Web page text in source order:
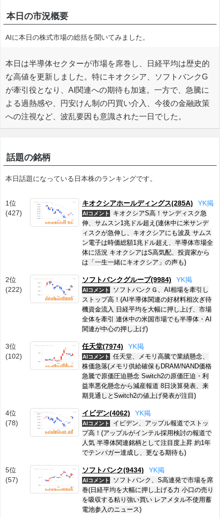
本日の市況概要
AIに本日の株式市場の総括を聞いてみました。
本日は半導体セクターが市場を席巻し、日経平均は歴史的
な高値を更新しました。特にキオクシア、ソフトバンクG
が牽引役となり、AI関連への期待も加速。一方で、急騰に
よる過熱感や、円安けん制の円買い介入、今後の金融政策
への注視など、波乱要因も意識された一日でした。
話題の銘柄
本日話題になっている日本株のランキングです。
1位
(427)
キオクシアホールディングス(285A) YK掲
AIコメント
キオクシアS高！サンディスク急
伸、サムスン1兆ドル超え(連休中に米サンデ
ィスクが急伸し、キオクシアにも波及 サムス
ン電子は時価総額1兆ドル超え、半導体市場全
体に活況 キオクシアはS高気配、投資家から
は「一生一緒にキオクシア」の声も)
2位
(222)
ソフトバンクグループ(9984) YK掲
AIコメント
ソフトバンクＧ、AI相場を牽引し
ストップ高！(AI半導体関連の好材料相次ぎ待
機資金流入 日経平均を大幅に押し上げ、市場
全体を牽引 連休中の米国市場でも半導体・AI
関連が中心の押し上げ)
3位
(102)
任天堂(7974) YK掲
AIコメント
任天堂、メモリ高騰で業績懸念、
株価急落(メモリ供給確保もDRAM/NAND価格
急騰で原価圧迫懸念 Switch2の原価圧迫・利
益率悪化懸念から減産報道 8日決算発表、来
期見通しとSwitch2の値上げ発表が注目)
4位
(78)
イビデン(4062) YK掲
AIコメント
イビデン、アップル報道でストッ
プ高！(アップルがインテル採用検討の報道で
人気 半導体関連銘柄として注目度上昇 約1年
でテンバガー達成し、更なる期待も)
5位
(57)
ソフトバンク(9434) YK掲
AIコメント
ソフトバンク、S高連発で市場を席
巻(日経平均を大幅に押し上げる力 小口の売り
を吸収する粘り強い買い レアメタル不使用蓄
電池参入のニュース)